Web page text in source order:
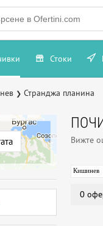
Стоки
❯ Странджа планина
Вижте
Кишинев
0